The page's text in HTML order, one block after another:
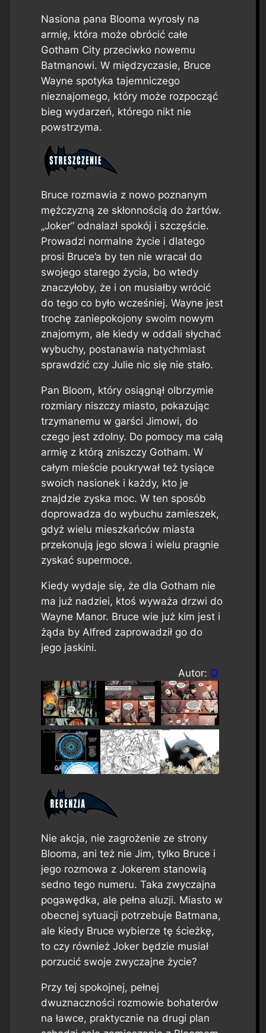
Nasiona pana Blooma wyrosły na
armię, która może obrócić całe
Gotham City przeciwko nowemu
Batmanowi. W międzyczasie, Bruce
Wayne spotyka tajemniczego
nieznajomego, który może rozpocząć
bieg wydarzeń, którego nikt nie
powstrzyma.
Bruce rozmawia z nowo poznanym
mężczyzną ze skłonnością do żartów.
„Joker” odnalazł spokój i szczęście.
Prowadzi normalne życie i dlatego
prosi Bruce’a by ten nie wracał do
swojego starego życia, bo wtedy
znaczyłoby, że i on musiałby wrócić
do tego co było wcześniej. Wayne jest
trochę zaniepokojony swoim nowym
znajomym, ale kiedy w oddali słychać
wybuchy, postanawia natychmiast
sprawdzić czy Julie nic się nie stało.
Pan Bloom, który osiągnął olbrzymie
rozmiary niszczy miasto, pokazując
trzymanemu w garści Jimowi, do
czego jest zdolny. Do pomocy ma całą
armię z którą zniszczy Gotham. W
całym mieście poukrywał też tysiące
swoich nasionek i każdy, kto je
znajdzie zyska moc. W ten sposób
doprowadza do wybuchu zamieszek,
gdyż wielu mieszkańców miasta
przekonują jego słowa i wielu pragnie
zyskać supermoce.
Kiedy wydaje się, że dla Gotham nie
ma już nadziei, ktoś wyważa drzwi do
Wayne Manor. Bruce wie już kim jest i
żąda by Alfred zaprowadził go do
jego jaskini.
Autor: Q
Nie akcja, nie zagrożenie ze strony
Blooma, ani też nie Jim, tylko Bruce i
jego rozmowa z Jokerem stanowią
sedno tego numeru. Taka zwyczajna
pogawędka, ale pełna aluzji. Miasto w
obecnej sytuacji potrzebuje Batmana,
ale kiedy Bruce wybierze tę ścieżkę,
to czy również Joker będzie musiał
porzucić swoje zwyczajne życie?
Przy tej spokojnej, pełnej
dwuznaczności rozmowie bohaterów
na ławce, praktycznie na drugi plan